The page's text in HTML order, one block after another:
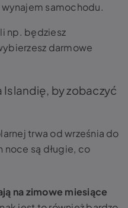
samochodu.
np. będziesz
darmowe
by zobaczyć
trwa od września do
są długie, co
na zimowe miesiące